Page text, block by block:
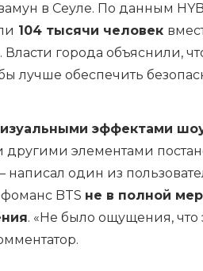
в Сеуле. По данным
104 тысячи человек
города объяснили,
лучше обеспечить
эффектами
элементами
написал один из
BTS не в полной
. «Не было ощущения, что